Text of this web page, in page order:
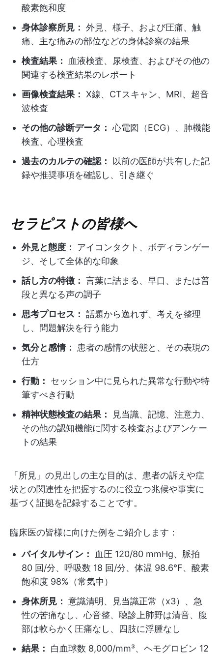
酸素飽和度
身体診察所見： 外見、様子、および圧痛、触
痛、主な痛みの部位などの身体診察の結果
検査結果：
血液検査、尿検査、およびその他の
関連する検査結果のレポート
画像検査結果： X線、CTスキャン、MRI、超音
波検査
その他の診断データ： 心電図（ECG）、肺機能
検査、心理検査
過去のカルテの確認：
以前の医師が共有した記
録や推奨事項を確認し、引き継ぐ
セラピストの皆様へ
外見と態度：
アイコンタクト、ボディランゲー
ジ、そして全体的な印象
話し方の特徴： 言葉に詰まる、早口、または普
段と異なる声の調子
思考プロセス： 話題から逸れず、考えを整理
し、問題解決を行う能力
気分と感情：
患者の感情の状態と、その表現の
仕方
行動：
セッション中に見られた異常な行動や特
筆すべき行動
精神状態検査の結果：
見当識、記憶、注意力、
その他の認知機能に関する検査およびアンケー
トの結果
「所見」の見出しの主な目的は、患者の訴えや症
状との関連性を把握するのに役立つ兆候や事実に
基づく証拠を記録することです。
臨床医の皆様に向けた例をご紹介します：
バイタルサイン：
血圧 120/80 mmHg、脈拍
80 回/分、呼吸数 18 回/分、体温 98.6°F、酸素
飽和度 98%（常気中）
身体所見： 意識清明、見当識正常（x3）、急
性の苦痛なし、心音整、聴診上肺野は清音、腹
部は軟らかく圧痛なし、四肢に浮腫なし
結果：
白血球数 8,000/mm³、ヘモグロビン 12